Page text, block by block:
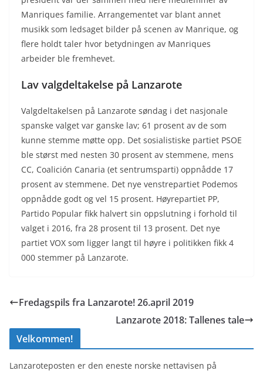
Manriques familie. Arrangementet var blant annet
musikk som ledsaget bilder på scenen av Manrique, og
flere holdt taler hvor betydningen av Manriques
arbeider ble fremhevet.
Lav valgdeltakelse på Lanzarote
Valgdeltakelsen på Lanzarote søndag i det nasjonale
spanske valget var ganske lav; 61 prosent av de som
kunne stemme møtte opp. Det sosialistiske partiet PSOE
ble størst med nesten 30 prosent av stemmene, mens
CC, Coalición Canaria (et sentrumsparti) oppnådde 17
prosent av stemmene. Det nye venstrepartiet Podemos
oppnådde godt og vel 15 prosent. Høyrepartiet PP,
Partido Popular fikk halvert sin oppslutning i forhold til
valget i 2016, fra 28 prosent til 13 prosent. Det nye
partiet VOX som ligger langt til høyre i politikken fikk 4
000 stemmer på Lanzarote.
Fredagspils fra Lanzarote! 26.april 2019
Lanzarote 2018: Tallenes tale
Velkommen!
Lanzaroteposten er den eneste norske nettavisen på